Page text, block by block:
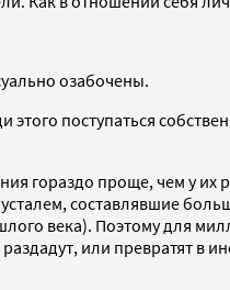
озабочены.
поступаться
гораздо проще, чем у их
составлявшие
века). Поэтому для
или превратят в